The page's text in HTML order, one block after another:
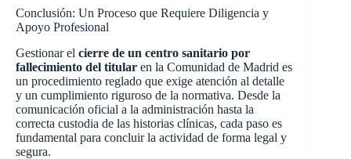
Conclusión: Un Proceso que Requiere Diligencia y
Apoyo Profesional
Gestionar el cierre de un centro sanitario por
fallecimiento del titular en la Comunidad de Madrid es
un procedimiento reglado que exige atención al detalle
y un cumplimiento riguroso de la normativa. Desde la
comunicación oficial a la administración hasta la
correcta custodia de las historias clínicas, cada paso es
fundamental para concluir la actividad de forma legal y
segura.